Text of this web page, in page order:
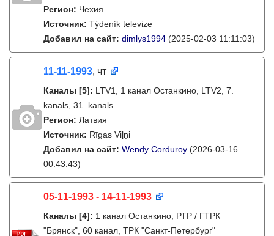
Регион: Чехия
Источник: Týdeník televize
Добавил на сайт: dimlys1994 (2025-02-03 11:11:03)
11-11-1993, чт
Каналы [5]: LTV1, 1 канал Останкино, LTV2, 7.
kanāls, 31. kanāls
Регион: Латвия
Источник: Rīgas Viļņi
Добавил на сайт: Wendy Corduroy (2026-03-16
00:43:43)
05-11-1993 - 14-11-1993
Каналы [4]: 1 канал Останкино, РТР / ГТРК
"Брянск", 60 канал, ТРК "Санкт-Петербург"